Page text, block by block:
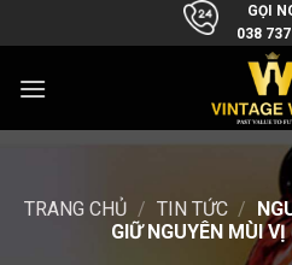
to
GỌI
038
TRANG CHỦ / TIN TỨC /
GIỮ NGUYÊN MÙI